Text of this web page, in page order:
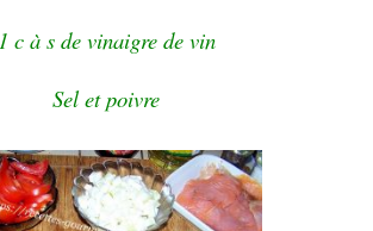
1 c à s de vinaigre de vin
Sel et poivre